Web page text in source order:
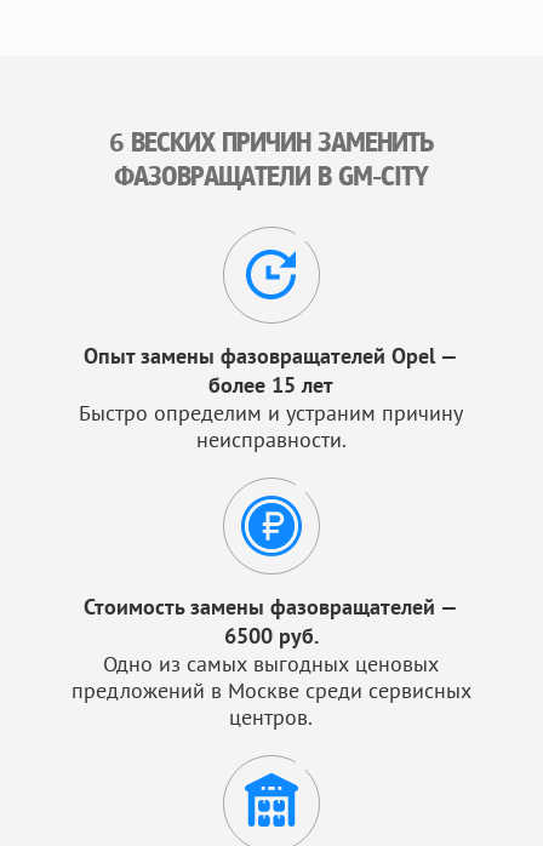
6 ВЕСКИХ ПРИЧИН ЗАМЕНИТЬ
ФАЗОВРАЩАТЕЛИ В GM-CITY
Опыт замены фазовращателей Opel —
более 15 лет
Быстро определим и устраним причину
неисправности.
Стоимость замены фазовращателей —
6500 руб.
Одно из самых выгодных ценовых
предложений в Москве среди сервисных
центров.